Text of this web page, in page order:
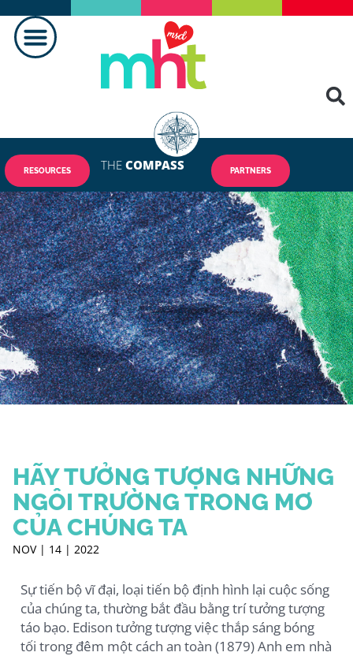
RESOURCES THE COMPASS PARTNERS
HÃY TƯỞNG TƯỢNG NHỮNG
NGÔI TRƯỜNG TRONG MƠ
CỦA CHÚNG TA
NOV | 14 | 2022
Sự tiến bộ vĩ đại, loại tiến bộ định hình lại cuộc sống
của chúng ta, thường bắt đầu bằng trí tưởng tượng
táo bạo. Edison tưởng tượng việc thắp sáng bóng
tối trong đêm một cách an toàn (1879) Anh em nhà